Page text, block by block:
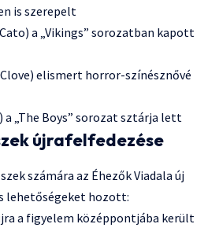
is szerepelt
a „Vikings” sorozatban kapott
elismert horror-színésznővé
a „The Boys” sorozat sztárja lett
újrafelfedezése
számára az Éhezők Viadala új
lehetőségeket hozott:
a figyelem középpontjába került